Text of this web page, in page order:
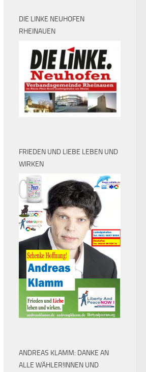
Findet ein Völkermord in Libyen
statt ?
FEBRUAR 23, 2011
DIE LINKE NEUHOFEN
RHEINAUEN
FRIEDEN UND LIEBE LEBEN UND
WIRKEN
ANDREAS KLAMM: DANKE AN
ALLE WÄHLER!INNEN UND